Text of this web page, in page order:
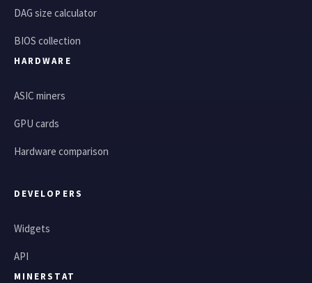
DAG size calculator
BIOS collection
HARDWARE
ASIC miners
GPU cards
Hardware comparison
DEVELOPERS
Widgets
API
MINERSTAT